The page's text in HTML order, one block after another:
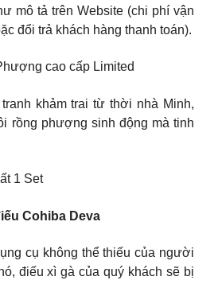
mô tả trên Website (chi phí vận
đổi trả khách hàng thanh toán).
cao cấp Limited
khảm trai từ thời nhà Minh,
rồng phượng sinh động mà tinh
1 Set
Cohiba Deva
cụ không thể thiếu của người
điếu xì gà của quý khách sẽ bị